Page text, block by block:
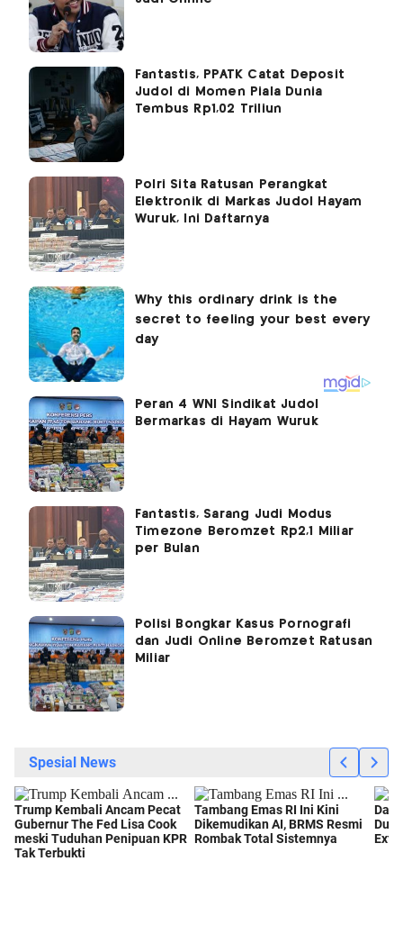
Fantastis, PPATK Catat Deposit
Judol di Momen Piala Dunia
Tembus Rp1,02 Triliun
Polri Sita Ratusan Perangkat
Elektronik di Markas Judol Hayam
Wuruk, Ini Daftarnya
Peran 4 WNI Sindikat Judol
Bermarkas di Hayam Wuruk
Fantastis, Sarang Judi Modus
Timezone Beromzet Rp2,1 Miliar
per Bulan
Polisi Bongkar Kasus Pornografi
dan Judi Online Beromzet Ratusan
Miliar